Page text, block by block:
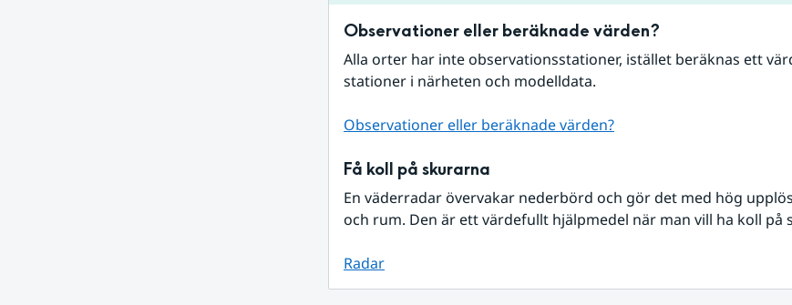
Observationer eller beräknade värden?
Alla orter har inte observationsstationer, istället beräknas ett
stationer i närheten och modelldata.
Observationer eller beräknade värden?
Få koll på skurarna
En väderradar övervakar nederbörd och gör det med hög
och rum. Den är ett värdefullt hjälpmedel när man vill ha koll på
Radar